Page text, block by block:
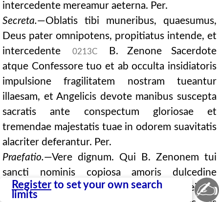
Register to set your own search
limits
intercedente mereamur aeterna. Per.
Secreta.—Oblatis tibi muneribus, quaesumus,
Deus pater omnipotens, propitiatus intende, et
intercedente
0213C
B. Zenone Sacerdote
atque Confessore tuo et ab occulta insidiatoris
impulsione fragilitatem nostram tueantur
illaesam, et Angelicis devote manibus suscepta
sacratis ante conspectum gloriosae et
tremendae majestatis tuae in odorem suavitatis
alacriter deferantur. Per.
Praefatio.—Vere dignum. Qui B. Zenonem tui
sancti nominis copiosa amoris dulcedine
uberius satiatum, ad contemplandam Deitatis
✍